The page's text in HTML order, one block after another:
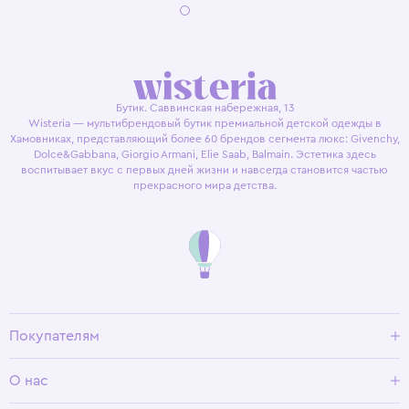
Бутик. Саввинская набережная, 13
Wisteria — мультибрендовый бутик премиальной детской одежды в
Хамовниках, представляющий более 60 брендов сегмента люкс: Givenchy,
Dolce&Gabbana, Giorgio Armani, Elie Saab, Balmain. Эстетика здесь
воспитывает вкус с первых дней жизни и навсегда становится частью
прекрасного мира детства.
Покупателям
Условия возврата
О нас